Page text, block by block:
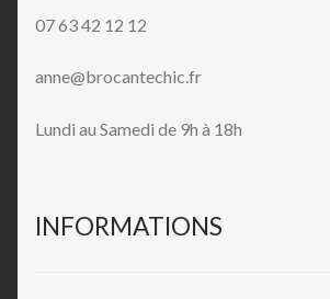
07 63 42 12 12
anne@brocantechic.fr
Lundi au Samedi de 9h à 18h
INFORMATIONS